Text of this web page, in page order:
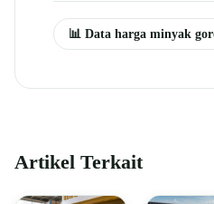
📊 Data harga minyak
Artikel Terkait